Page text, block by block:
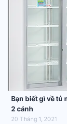
Bạn biết gì về tủ
2 cánh
20 Tháng 1, 2021